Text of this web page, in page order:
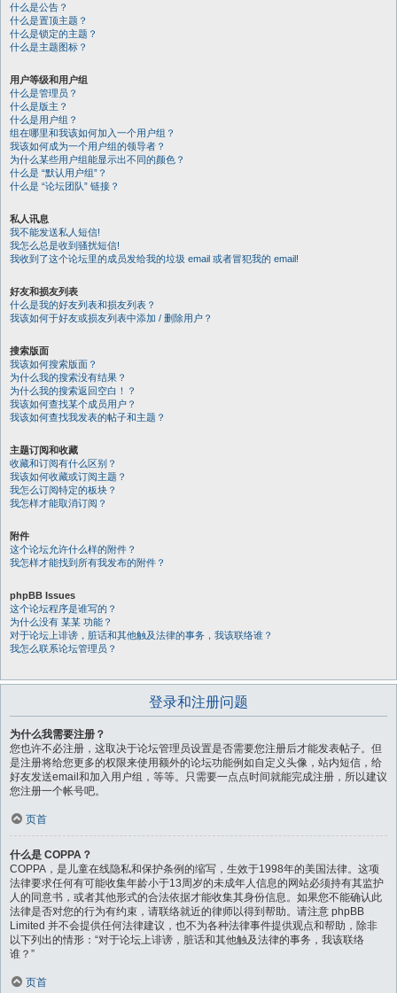
什么是公告？
什么是置顶主题？
什么是锁定的主题？
什么是主题图标？
用户等级和用户组
什么是管理员？
什么是版主？
什么是用户组？
组在哪里和我该如何加入一个用户组？
我该如何成为一个用户组的领导者？
为什么某些用户组能显示出不同的颜色？
什么是 “默认用户组”？
什么是 “论坛团队” 链接？
私人讯息
我不能发送私人短信!
我怎么总是收到骚扰短信!
我收到了这个论坛里的成员发给我的垃圾 email 或者冒犯我的 email!
好友和损友列表
什么是我的好友列表和损友列表？
我该如何于好友或损友列表中添加 / 删除用户？
搜索版面
我该如何搜索版面？
为什么我的搜索没有结果？
为什么我的搜索返回空白！？
我该如何查找某个成员用户？
我该如何查找我发表的帖子和主题？
主题订阅和收藏
收藏和订阅有什么区别？
我该如何收藏或订阅主题？
我怎么订阅特定的板块？
我怎样才能取消订阅？
附件
这个论坛允许什么样的附件？
我怎样才能找到所有我发布的附件？
phpBB Issues
这个论坛程序是谁写的？
为什么没有 某某 功能？
对于论坛上诽谤，脏话和其他触及法律的事务，我该联络谁？
我怎么联系论坛管理员？
登录和注册问题
为什么我需要注册？
您也许不必注册，这取决于论坛管理员设置是否需要您注册后才能发表帖子。但
是注册将给您更多的权限来使用额外的论坛功能例如自定义头像，站内短信，给
好友发送email和加入用户组，等等。只需要一点点时间就能完成注册，所以建议
您注册一个帐号吧。
页首
什么是 COPPA？
COPPA，是儿童在线隐私和保护条例的缩写，生效于1998年的美国法律。这项
法律要求任何有可能收集年龄小于13周岁的未成年人信息的网站必须持有其监护
人的同意书，或者其他形式的合法依据才能收集其身份信息。如果您不能确认此
法律是否对您的行为有约束，请联络就近的律师以得到帮助。请注意 phpBB
Limited 并不会提供任何法律建议，也不为各种法律事件提供观点和帮助，除非
以下列出的情形：“对于论坛上诽谤，脏话和其他触及法律的事务，我该联络
谁？”
页首